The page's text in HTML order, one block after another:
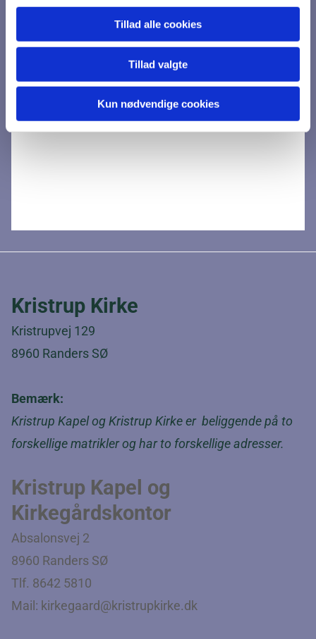
Tillad alle cookies
Tillad valgte
Kun nødvendige cookies
Kristrup Kirke
Kristrupvej 129
8960 Randers SØ
Bemærk:
Kristrup Kapel og Kristrup Kirke er beliggende på to
forskellige matrikler og har to forskellige adresser.
Kristrup Kapel og
Kirkegårdskontor
Absalonsvej 2
8960 Randers SØ
Tlf. 8642 5810
Mail: kirkegaard@kristrupkirke.dk